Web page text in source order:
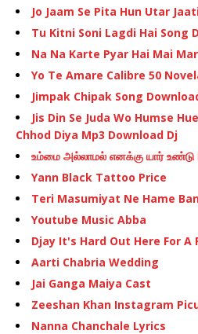
Jo Jaam Se Pita Hun Utar
Tu Kitni Soni Lagdi Hai Song
Na Na Karte Pyar Hai Mai
Yo Te Amare Calibre 50
Jimpak Chipak Song
Jis Din Se Juda Wo Humse
Chhod Diya Mp3 Download Dj
உம்மை அல்லாமல் எனக்கு யார்
Yann Black Tattoo Price
Teri Masumiyat Ne Hame
Youtube Music Abba
Djay It's Hard Out Here For A
Aarti Chabria Wedding
Jai Ganga Maiya Cast
Zeeshan Khan Instagram
Nanna Chanchale Lyrics